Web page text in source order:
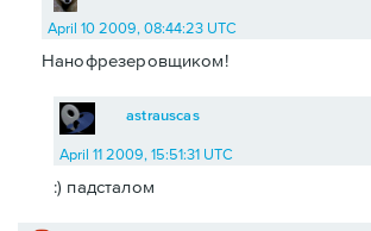
April 10 2009, 08:44:23 UTC
Нанофрезеровщиком!
astrauscas
April 11 2009, 15:51:31 UTC
:) падсталом